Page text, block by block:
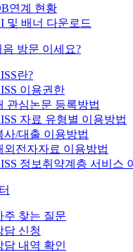
연계 현황
및 배너 다운로드
음 방문 이세요?
란?
이용권한
관심논문 등록방법
자료 유형별 이용방법
사/대출 이용방법
외전자자료 이용방법
정보취약계층 서비스
주 찾는 질문
담 신청
담 내역 확인